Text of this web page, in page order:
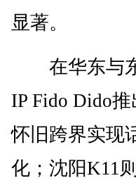
显著。
在华东与东
IP Fido Dido
怀旧跨界实现
化；沈阳K11